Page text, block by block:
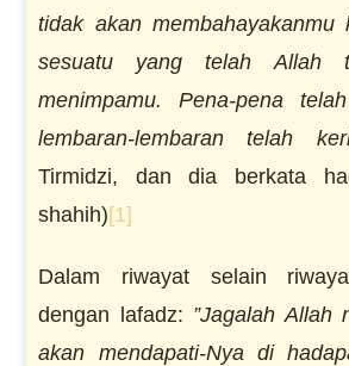
tidak akan membahayakanmu
sesuatu yang telah Allah
menimpamu. Pena-pena
lembaran-lembaran telah
Tirmidzi, dan dia berkata
shahih) [1]
Dalam riwayat selain
dengan lafadz: ”Jagalah Allah
akan mendapati-Nya di